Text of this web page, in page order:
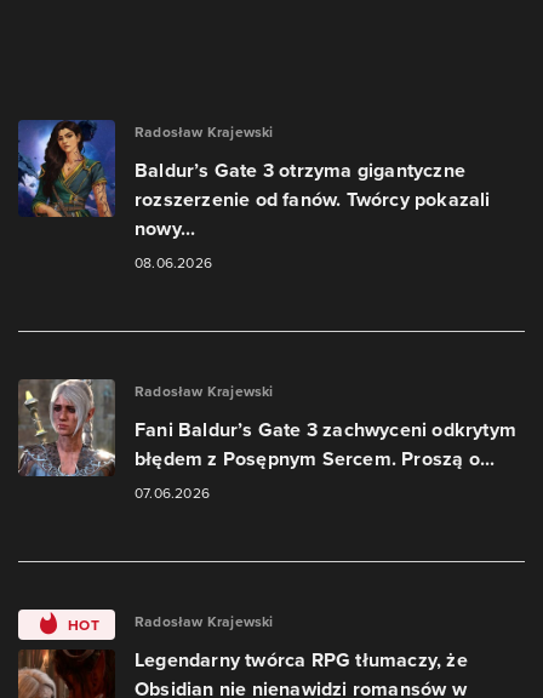
Radosław Krajewski
Baldur’s Gate 3 otrzyma gigantyczne
rozszerzenie od fanów. Twórcy pokazali
nowy...
08.06.2026
Radosław Krajewski
Fani Baldur’s Gate 3 zachwyceni odkrytym
błędem z Posępnym Sercem. Proszą o...
07.06.2026
HOT Radosław Krajewski
Legendarny twórca RPG tłumaczy, że
Obsidian nie nienawidzi romansów w